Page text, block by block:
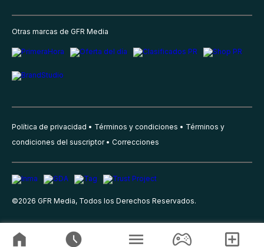
Otras marcas de GFR Media
Política de privacidad Términos y condiciones
Términos y
condiciones del suscriptor
Correcciones
©2026 GFR Media, Todos los Derechos Reservados.